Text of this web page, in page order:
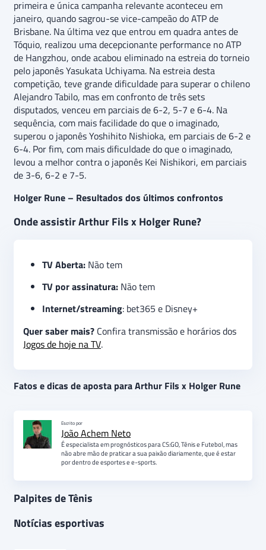
primeira e única campanha relevante aconteceu em
janeiro, quando sagrou-se vice-campeão do ATP de
Brisbane. Na última vez que entrou em quadra antes de
Tóquio, realizou uma decepcionante performance no ATP
de Hangzhou, onde acabou eliminado na estreia do torneio
pelo japonês Yasukata Uchiyama. Na estreia desta
competição, teve grande dificuldade para superar o chileno
Alejandro Tabilo, mas em confronto de três sets
disputados, venceu em parciais de 6-2, 5-7 e 6-4. Na
sequência, com mais facilidade do que o imaginado,
superou o japonês Yoshihito Nishioka, em parciais de 6-2 e
6-4. Por fim, com mais dificuldade do que o imaginado,
levou a melhor contra o japonês Kei Nishikori, em parciais
de 3-6, 6-2 e 7-5.
Holger Rune – Resultados dos últimos confrontos
Onde assistir Arthur Fils x Holger Rune?
TV Aberta: Não tem
TV por assinatura: Não tem
Internet/streaming: bet365 e Disney+
Quer saber mais? Confira transmissão e horários dos
Jogos de hoje na TV.
Fatos e dicas de aposta para Arthur Fils x Holger Rune
Escrito por
João Achem Neto
É especialista em prognósticos para CS:GO, Tênis e Futebol, mas
não abre mão de praticar a sua paixão diariamente, que é estar
por dentro de esportes e e-sports.
Palpites de Tênis
Notícias esportivas